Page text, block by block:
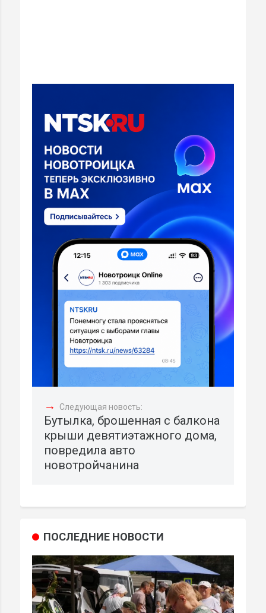
→ Следующая новость:
Бутылка, брошенная с балкона
крыши девятиэтажного дома,
повредила авто
новотройчанина
ПОСЛЕДНИЕ НОВОСТИ